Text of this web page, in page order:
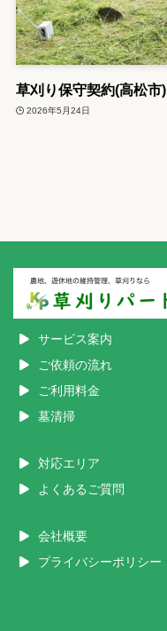
草刈り保守契約(高松市)
2026年5月24日
サービス案内
ご依頼の流れ
ご利用料金
墓清掃
対応エリア
よくあるご質問
会社概要
プライバシーポリシー